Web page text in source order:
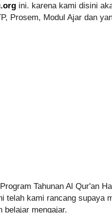
ini. karena kami disini
Prosem, Modul Ajar dan
Tahunan Al Qur'an
telah kami rancang supaya
belajar mengajar.